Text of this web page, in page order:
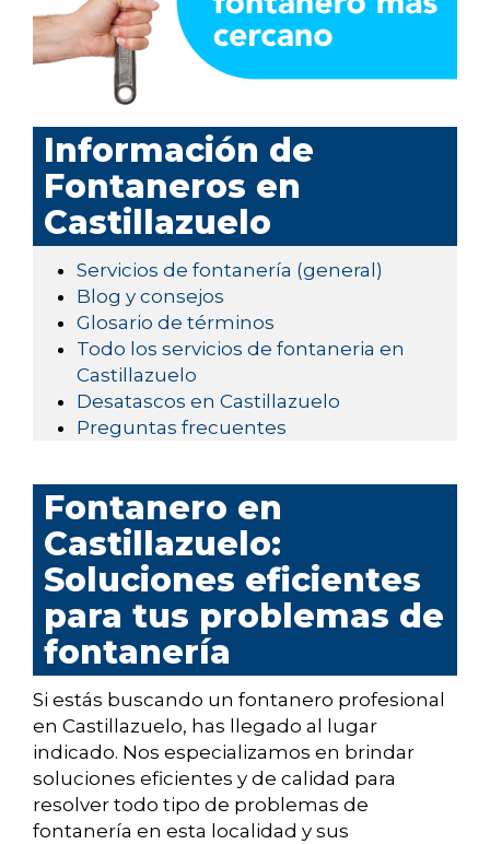
Información de
Fontaneros en
Castillazuelo
Servicios de fontanería (general)
Blog y consejos
Glosario de términos
Todo los servicios de fontaneria en
Castillazuelo
Desatascos en Castillazuelo
Preguntas frecuentes
Fontanero en
Castillazuelo:
Soluciones eficientes
para tus problemas de
fontanería
Si estás buscando un fontanero profesional
en Castillazuelo, has llegado al lugar
indicado. Nos especializamos en brindar
soluciones eficientes y de calidad para
resolver todo tipo de problemas de
fontanería en esta localidad y sus